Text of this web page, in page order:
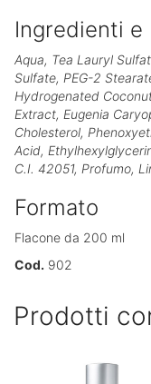
Ingredienti e
Aqua, Tea Lauryl
Sulfate, PEG-2
Hydrogenated
Extract, Eugenia
Cholesterol,
Acid,
C.I. 42051, Profumo,
Formato
Flacone da 200 ml
Cod. 902
Prodotti